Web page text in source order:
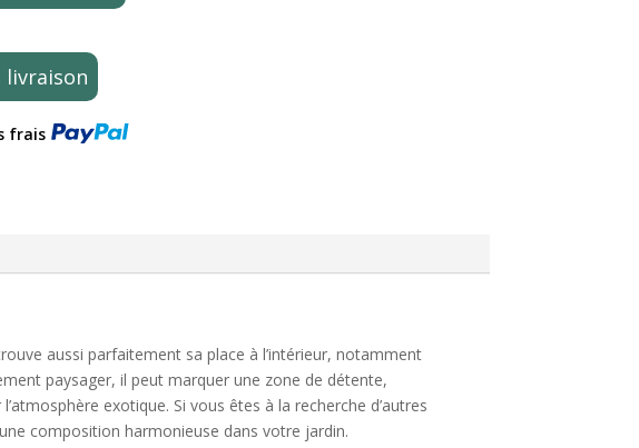
livraison
frais
aussi parfaitement sa place à l’intérieur, notamment
paysager, il peut marquer une zone de détente,
exotique. Si vous êtes à la recherche d’autres
composition harmonieuse dans votre jardin.